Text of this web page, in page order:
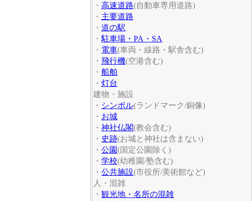
・ 高速道路(自動車専用道路)
・ 主要道路
・ 道の駅
・ 駐車場・PA・SA
・ 電車(車両・線路・駅舎含む)
・ 飛行機(空港含む)
・ 船舶
・ 灯台
建物・施設
・ シンボル(ランドマーク/銅像)
・ お城
・ 神社仏閣(教会含む)
・ 史跡(お城と神社は含まない)
・ 公園(国定公園除く)
・ 学校(幼稚園/塾含む)
・ 公共施設(市役所/美術館など)
人・混雑
・ 観光地・名所の混雑